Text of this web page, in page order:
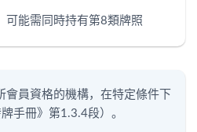
可能需同時持有第8類牌照
會員資格的機構，在特定條件下
手冊》第1.3.4段）。